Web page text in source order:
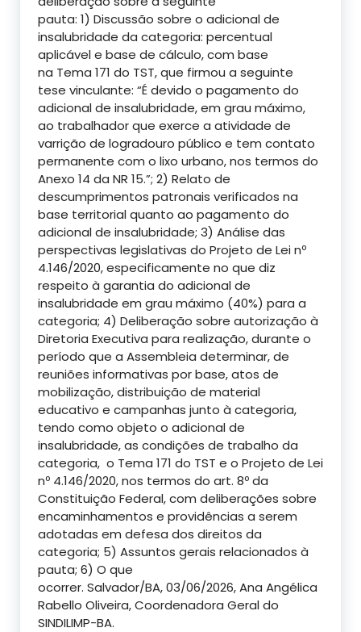
pauta: 1) Discussão sobre o adicional de
insalubridade da categoria: percentual
aplicável e base de cálculo, com base
na Tema 171 do TST,que firmou a seguinte
tese vinculante: “É devido o pagamento do
adicional de insalubridade, em grau máximo,
ao trabalhador que exerce a atividade de
varrição de logradouro público e tem contato
permanente com o lixo urbano, nos termos do
Anexo 14 da NR 15.”; 2) Relato de
descumprimentos patronais verificados na
base territorial quanto ao pagamento do
adicional de insalubridade; 3) Análise das
perspectivas legislativas do Projeto de Lei nº
4.146/2020,especificamente no que diz
respeito à garantia do adicional de
insalubridade em grau máximo (40%) para a
categoria; 4) Deliberação sobre autorização à
Diretoria Executiva para realização, durante o
período que a Assembleia determinar, de
reuniões informativas por base, atos de
mobilização, distribuição de material
educativo e campanhas junto à categoria,
tendo como objeto o adicional de
insalubridade, as condições de trabalho da
categoria, o Tema 171 do TST e o Projeto de Lei
nº 4.146/2020,nos termos do art. 8º da
Constituição Federal,com deliberações sobre
encaminhamentos e providências a serem
adotadas em defesa dos direitos da
categoria; 5) Assuntos gerais relacionados à
pauta; 6) O que
ocorrer. Salvador/BA,03/06/2026,Ana Angélica
Rabello Oliveira, Coordenadora Geral do
SINDILIMP-BA.